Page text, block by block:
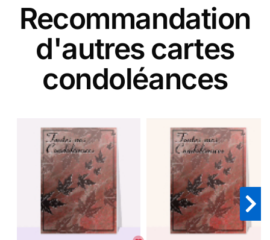
Recommandation
d'autres cartes
condoléances